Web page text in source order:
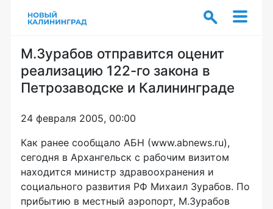
М.Зурабов отправится оценит
реализацию 122-го закона в
Петрозаводске и Калининграде
24 февраля 2005, 00:00
Как ранее сообщало АБН (www.abnews.ru),
сегодня в Архангельск с рабочим визитом
находится министр здравоохранения и
социального развития РФ Михаил Зурабов. По
прибытию в местный аэропорт, М.Зурабов